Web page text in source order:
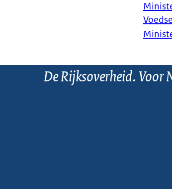
De Rijksoverheid. Voor